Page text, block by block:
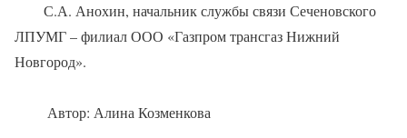
С.А. Анохин, начальник службы связи Сеченовского
ЛПУМГ – филиал ООО «Газпром трансгаз Нижний
Новгород».
Автор: Алина Козменкова